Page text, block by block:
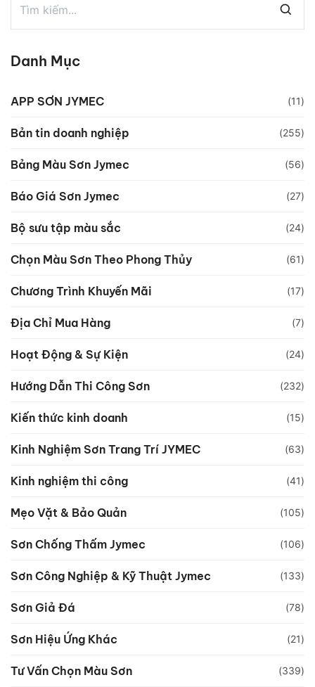
Danh Mục
APP SƠN JYMEC (11)
Bản tin doanh nghiệp (255)
Bảng Màu Sơn Jymec (56)
Báo Giá Sơn Jymec (27)
Bộ sưu tập màu sắc (24)
Chọn Màu Sơn Theo Phong Thủy (61)
Chương Trình Khuyến Mãi (17)
Địa Chỉ Mua Hàng (7)
Hoạt Động & Sự Kiện (24)
Hướng Dẫn Thi Công Sơn (232)
Kiến thức kinh doanh (15)
Kinh Nghiệm Sơn Trang Trí JYMEC (63)
Kinh nghiệm thi công (41)
Mẹo Vặt & Bảo Quản (105)
Sơn Chống Thấm Jymec (106)
Sơn Công Nghiệp & Kỹ Thuật Jymec (133)
Sơn Giả Đá (78)
Sơn Hiệu Ứng Khác (21)
Tư Vấn Chọn Màu Sơn (339)